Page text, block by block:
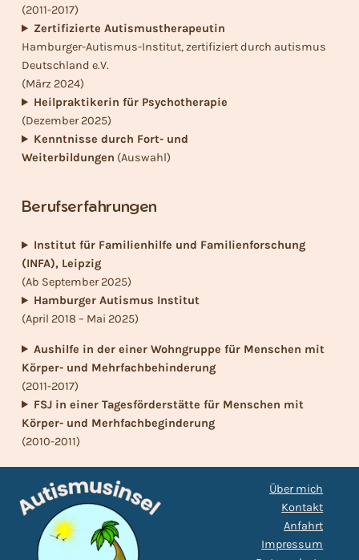
(2011-2017)
Zertifizierte Autismustherapeutin
Hamburger-Autismus-Institut, zertifiziert durch autismus
Deutschland e.V.
(März 2024)
Heilpraktikerin für Psychotherapie
(Dezember 2025)
Kenntnisse durch Fort- und
Weiterbildungen (Auswahl)
Berufserfahrungen
Institut für Familienhilfe und Familienforschung
(INFA), Leipzig
(Ab September 2025)
Hamburger Autismus Institut
(April 2018 – Mai 2025)
Aushilfe in der einer Wohngruppe für Menschen mit
Körper- und Mehrfachbehinderung
(2011-2017)
FSJ in einer Tagesförderstätte für Menschen mit
Körper- und Merhfachbeginderung
(2010-2011)
Über mich
Kontakt
Anfahrt
Impressum